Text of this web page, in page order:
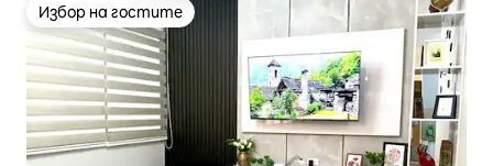
Избор на гостите
Избор на гостите